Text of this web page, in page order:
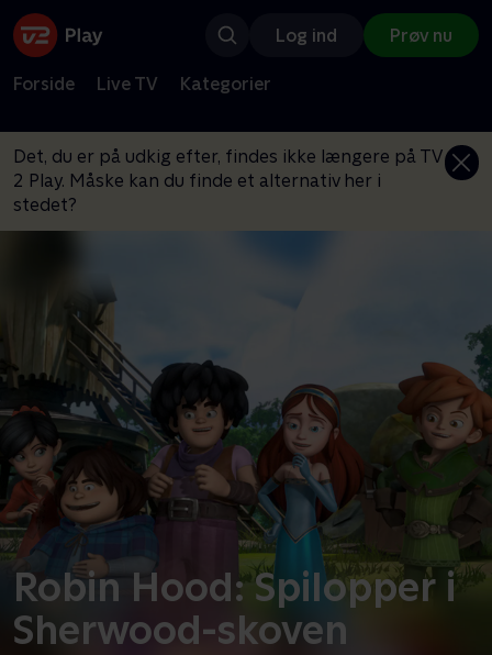
Log ind Prøv nu
Forside Live TV Kategorier
Det, du er på udkig efter, findes ikke længere på TV
2 Play. Måske kan du finde et alternativ her i
stedet?
Robin Hood: Spilopper i
Sherwood-skoven